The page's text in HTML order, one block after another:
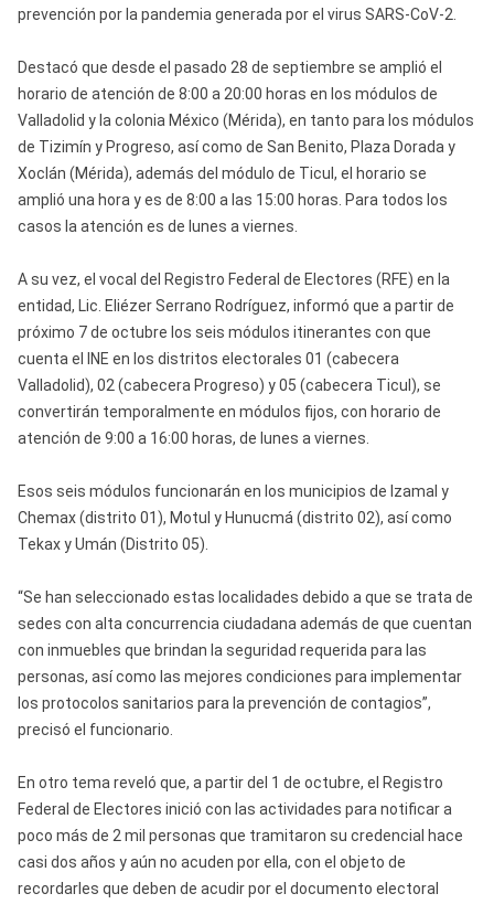
prevención por la pandemia generada por el virus SARS-CoV-2.
Destacó que desde el pasado 28 de septiembre se amplió el
horario de atención de 8:00 a 20:00 horas en los módulos de
Valladolid y la colonia México (Mérida), en tanto para los módulos
de Tizimín y Progreso, así como de San Benito, Plaza Dorada y
Xoclán (Mérida), además del módulo de Ticul, el horario se
amplió una hora y es de 8:00 a las 15:00 horas. Para todos los
casos la atención es de lunes a viernes.
A su vez, el vocal del Registro Federal de Electores (RFE) en la
entidad, Lic. Eliézer Serrano Rodríguez, informó que a partir de
próximo 7 de octubre los seis módulos itinerantes con que
cuenta el INE en los distritos electorales 01 (cabecera
Valladolid), 02 (cabecera Progreso) y 05 (cabecera Ticul), se
convertirán temporalmente en módulos fijos, con horario de
atención de 9:00 a 16:00 horas, de lunes a viernes.
Esos seis módulos funcionarán en los municipios de Izamal y
Chemax (distrito 01), Motul y Hunucmá (distrito 02), así como
Tekax y Umán (Distrito 05).
“Se han seleccionado estas localidades debido a que se trata de
sedes con alta concurrencia ciudadana además de que cuentan
con inmuebles que brindan la seguridad requerida para las
personas, así como las mejores condiciones para implementar
los protocolos sanitarios para la prevención de contagios”,
precisó el funcionario.
En otro tema reveló que, a partir del 1 de octubre, el Registro
Federal de Electores inició con las actividades para notificar a
poco más de 2 mil personas que tramitaron su credencial hace
casi dos años y aún no acuden por ella, con el objeto de
recordarles que deben de acudir por el documento electoral